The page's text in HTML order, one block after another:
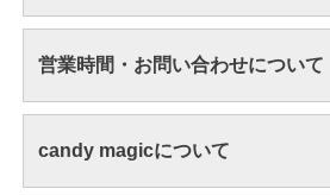
営業時間・お問い合わせについて
candy magicについて